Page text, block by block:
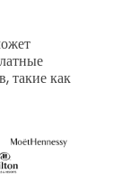
такие как